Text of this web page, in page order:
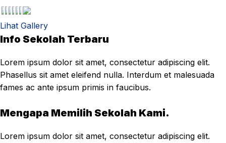
Lihat Gallery
Info Sekolah Terbaru
Lorem ipsum dolor sit amet, consectetur adipiscing elit.
Phasellus sit amet eleifend nulla. Interdum et malesuada
fames ac ante ipsum primis in faucibus.
Mengapa Memilih Sekolah Kami.
Lorem ipsum dolor sit amet, consectetur adipiscing elit.